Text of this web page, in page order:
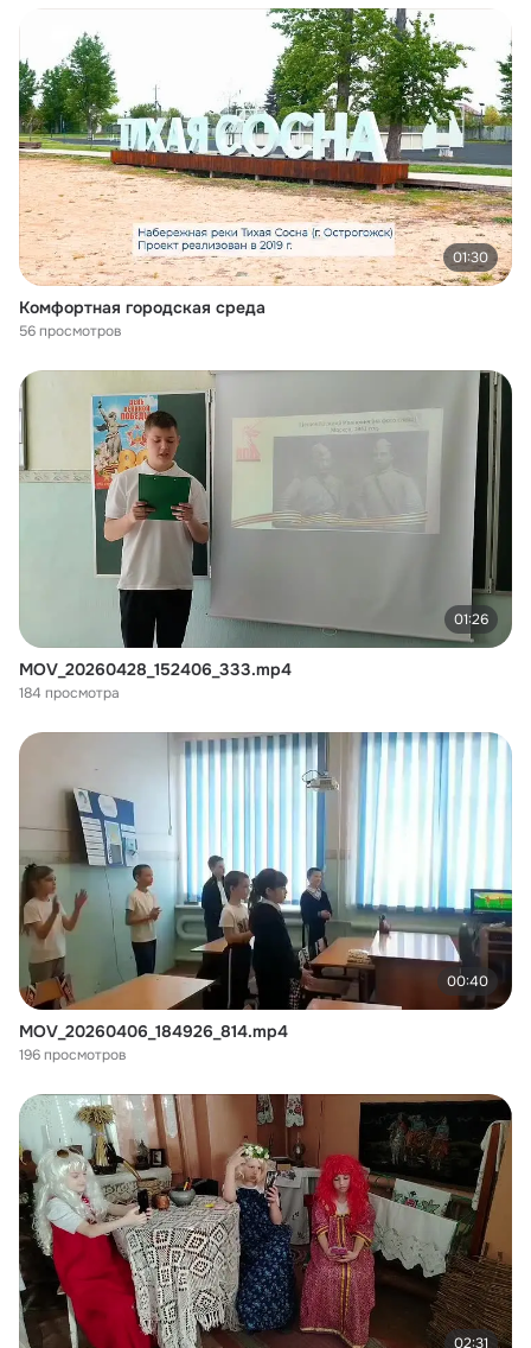
01:30
Комфортная городская среда
56 просмотров
01:26
MOV_20260428_152406_333.mp4
184 просмотра
00:40
MOV_20260406_184926_814.mp4
196 просмотров
02:31